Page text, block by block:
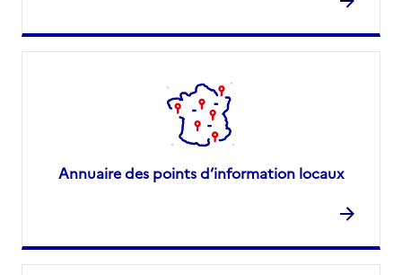
Annuaire des points d’information locaux